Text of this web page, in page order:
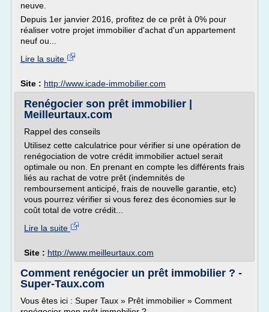
neuve.
Depuis 1er janvier 2016, profitez de ce prêt à 0% pour
réaliser votre projet immobilier d'achat d'un appartement
neuf ou...
Lire la suite
Site : http://www.icade-immobilier.com
Renégocier son prêt immobilier |
Meilleurtaux.com
Rappel des conseils
Utilisez cette calculatrice pour vérifier si une opération de
renégociation de votre crédit immobilier actuel serait
optimale ou non. En prenant en compte les différents frais
liés au rachat de votre prêt (indemnités de
remboursement anticipé, frais de nouvelle garantie, etc)
vous pourrez vérifier si vous ferez des économies sur le
coût total de votre crédit...
Lire la suite
Site : http://www.meilleurtaux.com
Comment renégocier un prêt immobilier ? -
Super-Taux.com
Vous êtes ici : Super Taux » Prêt immobilier » Comment